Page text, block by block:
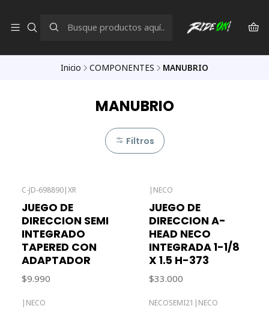
Inicio COMPONENTES MANUBRIO
MANUBRIO
Filtros
C-JD-698890|XR
JUEGO DE
DIRECCION SEMI
INTEGRADO
TAPERED CON
ADAPTADOR
$9.990
| NECO
JUEGO DE
DIRECCION A-
HEAD NECO
INTEGRADA 1-1/8
X 1.5 H-373
$33.000
| NECO NECOSEMI21 | NECO